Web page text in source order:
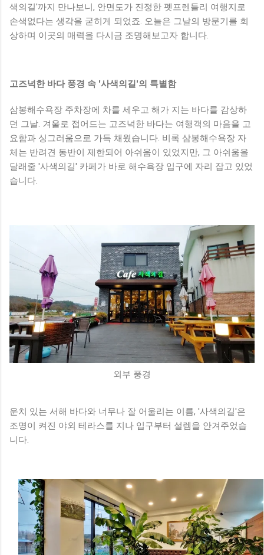
색의길'까지 만나보니, 안면도가 진정한 펫프렌들리 여행지로
손색없다는 생각을 굳히게 되었죠. 오늘은 그날의 방문기를 회
상하며 이곳의 매력을 다시금 조명해보고자 합니다.
고즈넉한 바다 풍경 속 '사색의길'의 특별함
삼봉해수욕장 주차장에 차를 세우고 해가 지는 바다를 감상하
던 그날. 겨울로 접어드는 고즈넉한 바다는 여행객의 마음을 고
요함과 싱그러움으로 가득 채웠습니다. 비록 삼봉해수욕장 자
체는 반려견 동반이 제한되어 아쉬움이 있었지만, 그 아쉬움을
달래줄 '사색의길' 카페가 바로 해수욕장 입구에 자리 잡고 있었
습니다.
외부 풍경
운치 있는 서해 바다와 너무나 잘 어울리는 이름, '사색의길'은
조명이 켜진 야외 테라스를 지나 입구부터 설렘을 안겨주었습
니다.